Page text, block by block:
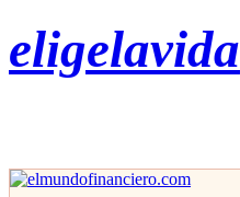
eligelavida